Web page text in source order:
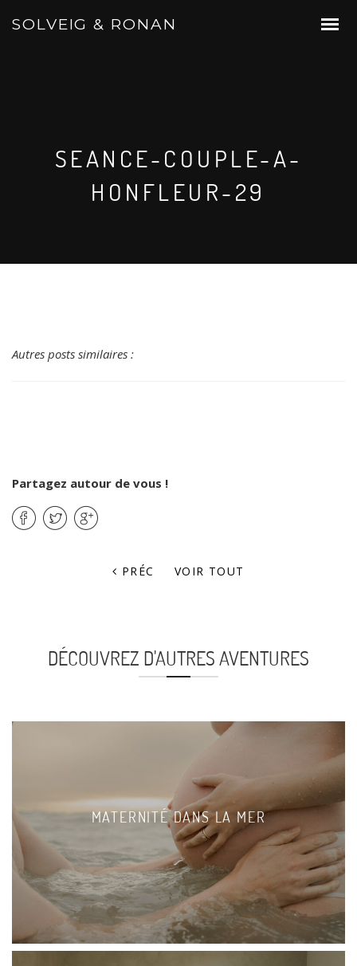
SOLVEIG & RONAN
SEANCE-COUPLE-A-
HONFLEUR-29
Autres posts similaires :
Partagez autour de vous !
PRÉC VOIR TOUT
DÉCOUVREZ D'AUTRES AVENTURES
MATERNITÉ DANS LA MER